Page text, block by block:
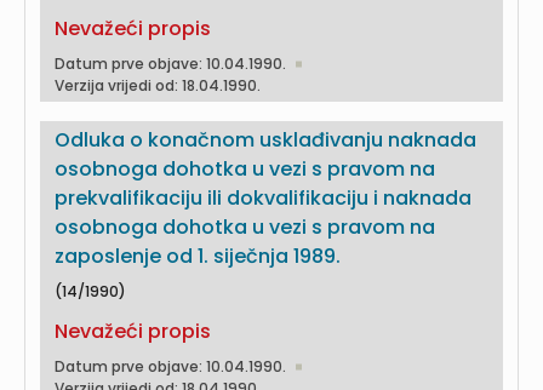
Nevažeći propis
Datum prve objave: 10.04.1990.
Verzija vrijedi od: 18.04.1990.
Odluka o konačnom usklađivanju naknada
osobnoga dohotka u vezi s pravom na
prekvalifikaciju ili dokvalifikaciju i naknada
osobnoga dohotka u vezi s pravom na
zaposlenje od 1. siječnja 1989.
(14/1990)
Nevažeći propis
Datum prve objave: 10.04.1990.